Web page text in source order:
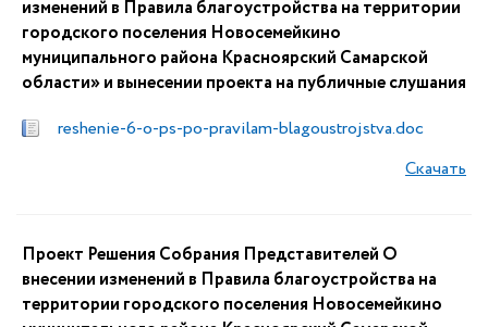
изменений в Правила благоустройства на территории
городского поселения Новосемейкино
муниципального района Красноярский Самарской
области» и вынесении проекта на публичные слушания
reshenie-6-o-ps-po-pravilam-blagoustrojstva.doc
Скачать
Проект Решения Собрания Представителей О
внесении изменений в Правила благоустройства на
территории городского поселения Новосемейкино